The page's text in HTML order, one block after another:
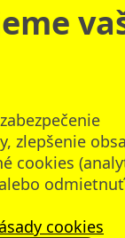
riadenie
v škole
vzdelávanie
zlepšenie
cookies
cookies